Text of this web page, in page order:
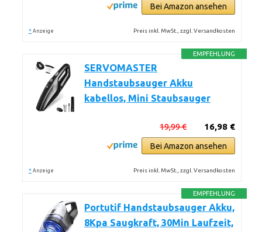
Bei Amazon ansehen
* Anzeige Preis inkl. MwSt., zzgl. Versandkosten
EMPFEHLUNG
SERVOMASTER
Handstaubsauger Akku
kabellos, Mini Staubsauger
16,98 €
19,99 €
Bei Amazon ansehen
* Anzeige Preis inkl. MwSt., zzgl. Versandkosten
EMPFEHLUNG
Portutif Handstaubsauger Akku,
8Kpa Saugkraft, 30Min Laufzeit,